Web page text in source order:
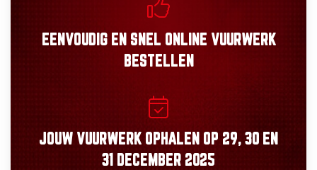
EENVOUDIGEN SNEL ONLINE VUURWERK
BESTELLEN
JOUW VUURWERK OPHALEN OP 29, 30 EN
31 DECEMBER 2025